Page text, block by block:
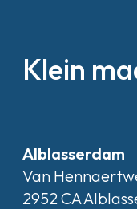
Klein
Alblasserdam
Van
2952 CA